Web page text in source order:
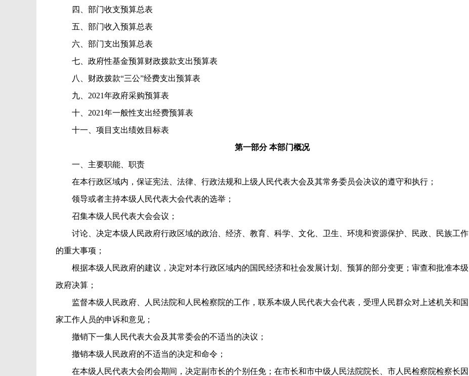
四、部门收支预算总表
五、部门收入预算总表
六、部门支出预算总表
七、政府性基金预算财政拨款支出预算表
八、财政拨款“三公”经费支出预算表
九、 2021年政府采购预算表
十、 2021年一般性支出经费预算表
十一、项目支出绩效目标表
第一部分 本部门概况
一、 主要职能、职责
在本行政区域内，保证宪法、法律、行政法规和上级人民代表大会及其常务委员会决议的遵守和执行；
领导或者主持本级人民代表大会代表的选举；
召集本级人民代表大会会议；
讨论、决定本级人民政府行政区域的政治、经济、教育、科学、文化、卫生、环境和资源保护、民政、民族工作
的重大事项；
根据本级人民政府的建议，决定对本行政区域内的国民经济和社会发展计划、预算的部分变更；审查和批准本级
政府决算；
监督本级人民政府、人民法院和人民检察院的工作，联系本级人民代表大会代表，受理人民群众对上述机关和国
家工作人员的申诉和意见；
撤销下一集人民代表大会及其常委会的不适当的决议；
撤销本级人民政府的不适当的决定和命令；
在本级人民代表大会闭会期间，决定副市长的个别任免；在市长和市中级人民法院院长、市人民检察院检察长因